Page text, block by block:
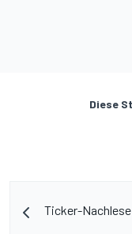
Diese
Ticker-